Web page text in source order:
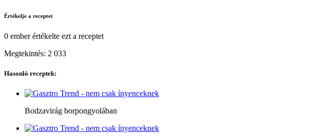
Értékelje a receptet
0 emberértékelte ezt a receptet
Megtekintés: 2 033
Hasonló receptek:
Bodzavirág borpongyolában